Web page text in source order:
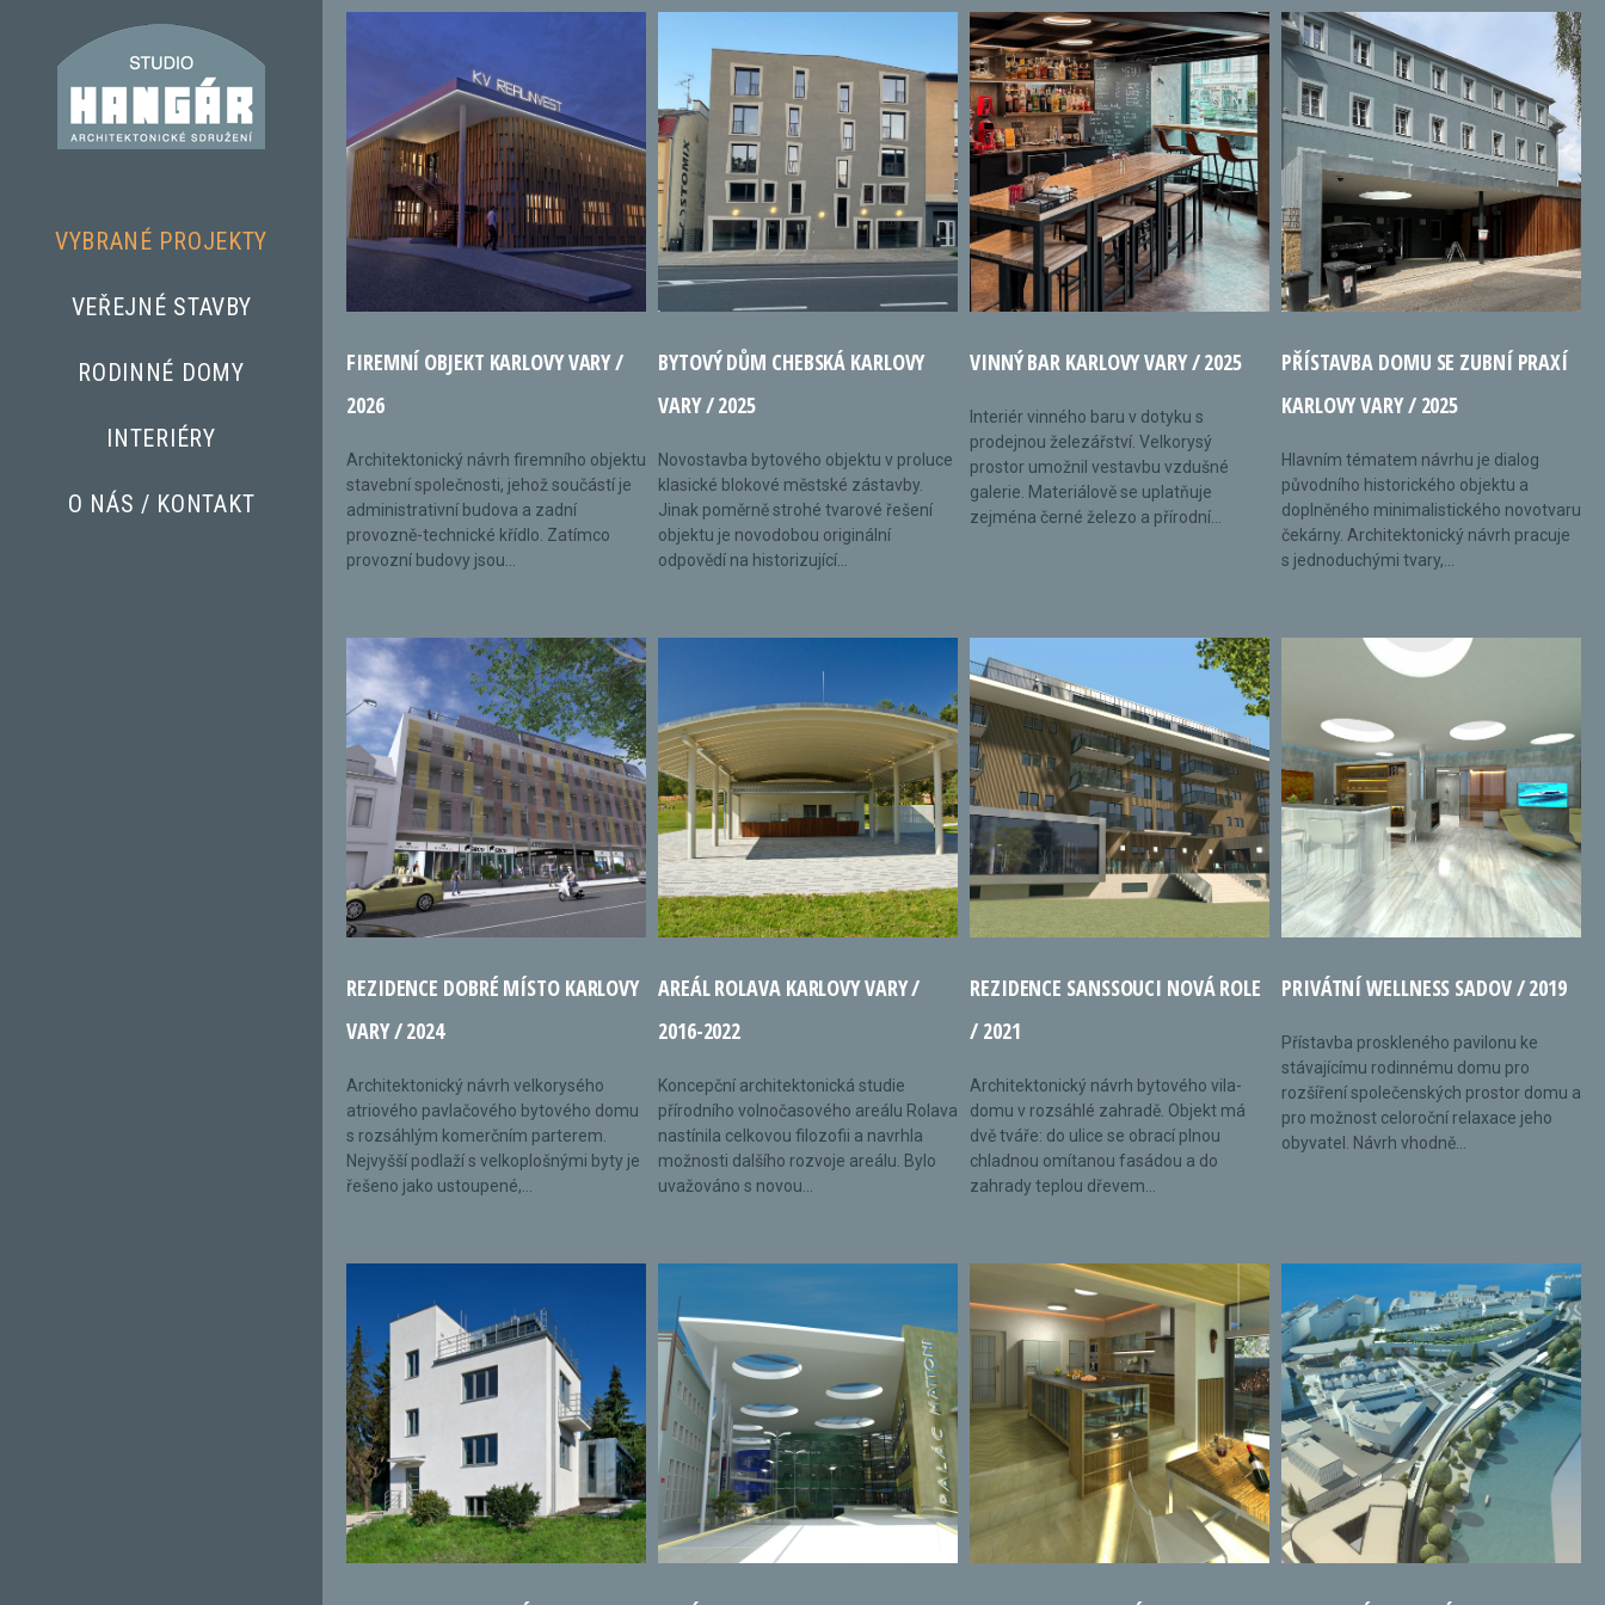
VYBRANÉ PROJEKTY
VEŘEJNÉ STAVBY
RODINNÉ DOMY
INTERIÉRY
O NÁS / KONTAKT
FIREMNÍ OBJEKT KARLOVY VARY /
2026
Architektonický návrh firemního objektu
stavební společnosti, jehož součástí je
administrativní budova a zadní
provozně-technické křídlo. Zatímco
provozní budovy jsou...
BYTOVÝ DŮM CHEBSKÁ KARLOVY
VARY / 2025
Novostavba bytového objektu v proluce
klasické blokové městské zástavby.
Jinak poměrně strohé tvarové řešení
objektu je novodobou originální
odpovědí na historizující...
VINNÝ BAR KARLOVY VARY / 2025
Interiér vinného baru v dotyku s
prodejnou železářství. Velkorysý
prostor umožnil vestavbu vzdušné
galerie. Materiálově se uplatňuje
zejména černé železo a přírodní...
PŘÍSTAVBA DOMU SE ZUBNÍ PRAXÍ
KARLOVY VARY / 2025
Hlavním tématem návrhu je dialog
původního historického objektu a
doplněného minimalistického novotvaru
čekárny. Architektonický návrh pracuje
s jednoduchými tvary,...
REZIDENCE DOBRÉ MÍSTO KARLOVY
VARY / 2024
Architektonický návrh velkorysého
atriového pavlačového bytového domu
s rozsáhlým komerčním parterem.
Nejvyšší podlaží s velkoplošnými byty je
řešeno jako ustoupené,...
AREÁL ROLAVA KARLOVY VARY /
2016-2022
Koncepční architektonická studie
přírodního volnočasového areálu Rolava
nastínila celkovou filozofii a navrhla
možnosti dalšího rozvoje areálu. Bylo
uvažováno s novou...
REZIDENCE SANSSOUCI NOVÁ ROLE
/ 2021
Architektonický návrh bytového vila-
domu v rozsáhlé zahradě. Objekt má
dvě tváře: do ulice se obrací plnou
chladnou omítanou fasádou a do
zahrady teplou dřevem...
PRIVÁTNÍ WELLNESS SADOV / 2019
Přístavba proskleného pavilonu ke
stávajícímu rodinnému domu pro
rozšíření společenských prostor domu a
pro možnost celoroční relaxace jeho
obyvatel. Návrh vhodně...